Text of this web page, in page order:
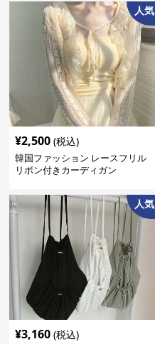
人気
¥2,500 (税込)
韓国ファッション レースフリル
リボン付きカーディガン
人気
¥3,160 (税込)